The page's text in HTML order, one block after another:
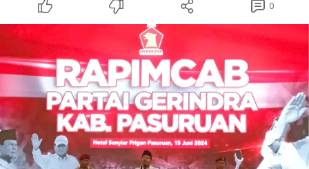
0